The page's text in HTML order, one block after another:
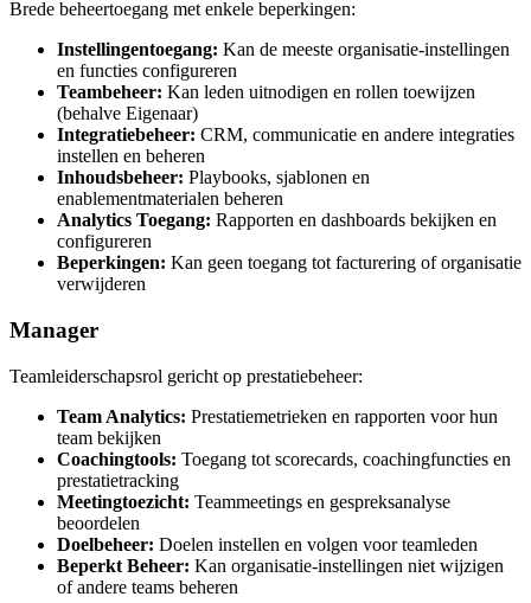
Brede beheertoegang met enkele beperkingen:
Instellingentoegang: Kan de meeste organisatie-instellingen
en functies configureren
Teambeheer: Kan leden uitnodigen en rollen toewijzen
(behalve Eigenaar)
Integratiebeheer: CRM, communicatie en andere integraties
instellen en beheren
Inhoudsbeheer: Playbooks, sjablonen en
enablementmaterialen beheren
Analytics Toegang: Rapporten en dashboards bekijken en
configureren
Beperkingen: Kan geen toegang tot facturering of organisatie
verwijderen
Manager
Teamleiderschapsrol gericht op prestatiebeheer:
Team Analytics: Prestatiemetrieken en rapporten voor hun
team bekijken
Coachingtools: Toegang tot scorecards, coachingfuncties en
prestatietracking
Meetingtoezicht: Teammeetings en gespreksanalyse
beoordelen
Doelbeheer: Doelen instellen en volgen voor teamleden
Beperkt Beheer: Kan organisatie-instellingen niet wijzigen
of andere teams beheren